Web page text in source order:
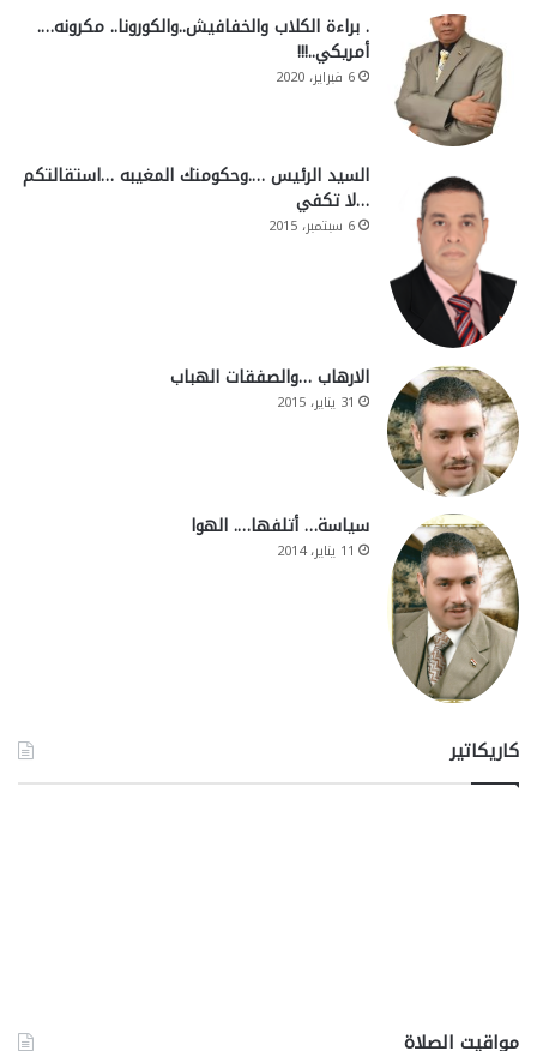
. براءة الكلاب والخفافيش..والكورونا.. مكرونه….
أمريكي..!!!
6 فبراير، 2020
السيد الرئيس ….وحكومتك المغيبه …استقالتكم
…لا تكفي
6 سبتمبر، 2015
الارهاب …والصفقات الهباب
31 يناير، 2015
سياسة… أتلفها…. الهوا
11 يناير، 2014
كاريكاتير
مواقيت الصلاة